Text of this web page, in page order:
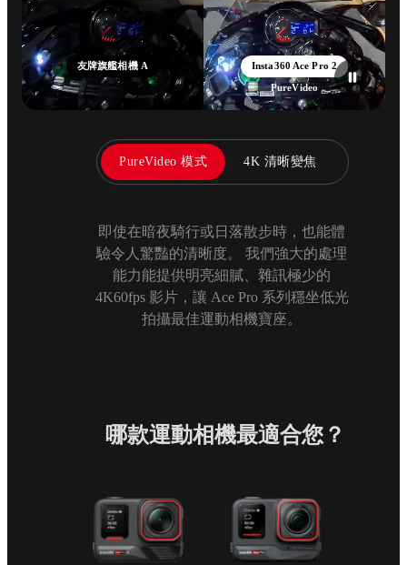
友牌旗艦相機 A
Insta360 Ace Pro 2
PureVideo
PureVideo 模式 4K 清晰變焦
即使在暗夜騎行或日落散步時，也能體
驗令人驚豔的清晰度。 我們強大的處理
能力能提供明亮細膩、雜訊極少的
4K60fps 影片，讓 Ace Pro 系列穩坐低光
拍攝最佳運動相機寶座。
哪款運動相機最適合您？